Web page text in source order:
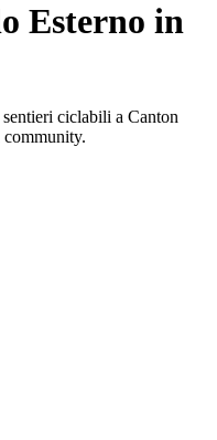
Esterno in
ciclabili a Canton
community.